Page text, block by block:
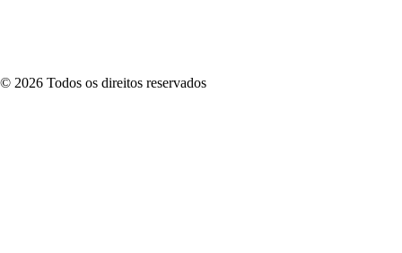
© 2026 Todos os direitos reservados